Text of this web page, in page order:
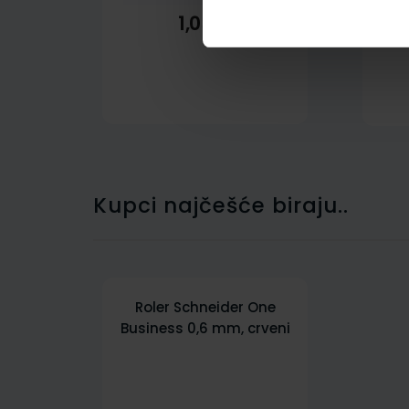
1,05 €
Kupci najčešće biraju..
Roler Schneider One
Business 0,6 mm, crveni